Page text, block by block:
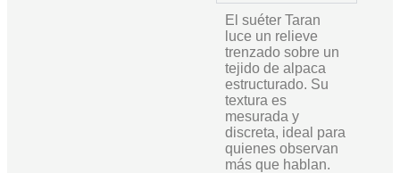
El suéter Taran
luce un relieve
trenzado sobre un
tejido de alpaca
estructurado. Su
textura es
mesurada y
discreta, ideal para
quienes observan
más que hablan.